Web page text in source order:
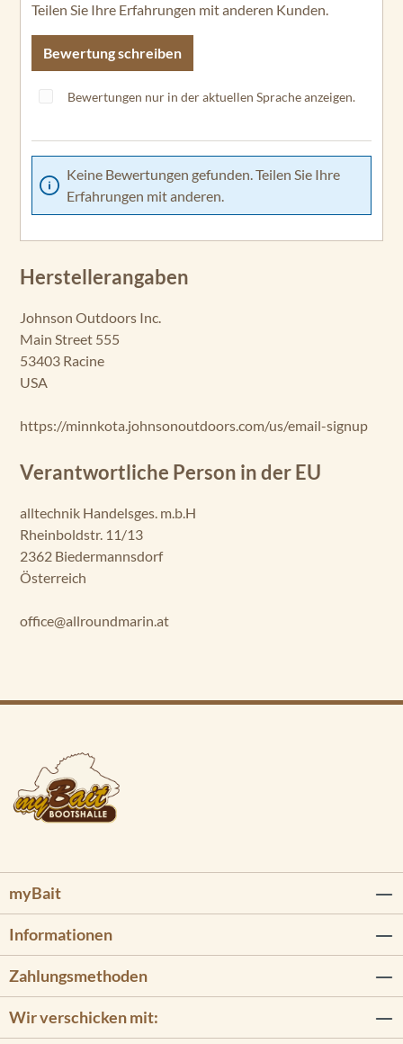
Teilen Sie Ihre Erfahrungen mit anderen Kunden.
Bewertung schreiben
Bewertungen nur in der aktuellen Sprache anzeigen.
Keine Bewertungen gefunden. Teilen Sie Ihre
Erfahrungen mit anderen.
Herstellerangaben
Johnson Outdoors Inc.
Main Street 555
53403 Racine
USA
https://minnkota.johnsonoutdoors.com/us/email-signup
Verantwortliche Person in der EU
alltechnik Handelsges. m.b.H
Rheinboldstr. 11/13
2362 Biedermannsdorf
Österreich
office@allroundmarin.at
myBait
Informationen
Zahlungsmethoden
Wir verschicken mit: